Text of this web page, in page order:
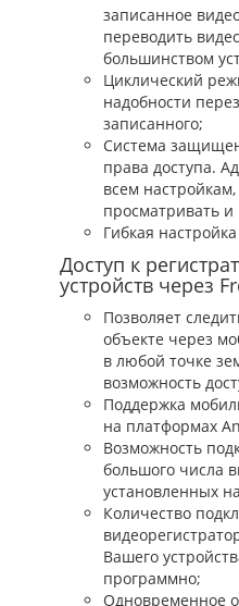
записанное
переводить
большинством
Циклический
надобности
записанного;
Система
права доступа.
всем
просматривать и
Гибкая
Доступ к
устройств через
Позволяет
объекте через
в любой точке
возможность
Поддержка
на платформах
Возможность
большого числа
установленных
Количество
Вашего
программно;
Одновременное